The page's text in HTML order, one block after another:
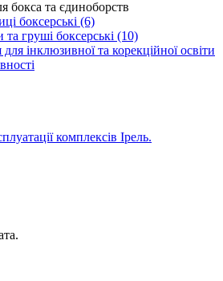
боксерські (6)
груші боксерські (10)
інклюзивної та корекційної освіти
комплексів Ірель.